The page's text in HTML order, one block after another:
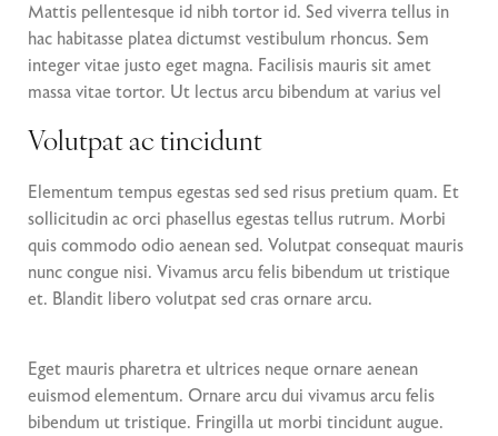
Mattis pellentesque id nibh tortor id. Sed viverra tellus in
hac habitasse platea dictumst vestibulum rhoncus. Sem
integer vitae justo eget magna. Facilisis mauris sit amet
massa vitae tortor. Ut lectus arcu bibendum at varius vel
Volutpat ac tincidunt
Elementum tempus egestas sed sed risus pretium quam. Et
sollicitudin ac orci phasellus egestas tellus rutrum. Morbi
quis commodo odio aenean sed. Volutpat consequat mauris
nunc congue nisi. Vivamus arcu felis bibendum ut tristique
et. Blandit libero volutpat sed cras ornare arcu.
Eget mauris pharetra et ultrices neque ornare aenean
euismod elementum. Ornare arcu dui vivamus arcu felis
bibendum ut tristique. Fringilla ut morbi tincidunt augue.